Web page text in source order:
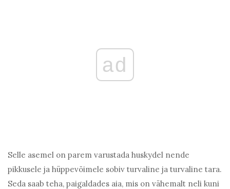
ad
Selle asemel on parem varustada huskydel nende
pikkusele ja hüppevõimele sobiv turvaline ja turvaline tara.
Seda saab teha, paigaldades aia, mis on vähemalt neli kuni